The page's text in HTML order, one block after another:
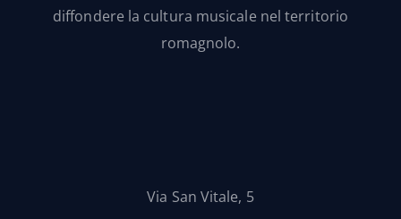
diffondere la cultura musicale nel territorio
romagnolo.
Via San Vitale, 5